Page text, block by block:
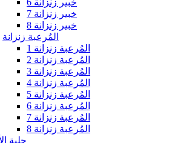
خبير زنزانة 6
خبير زنزانة 7
خبير زنزانة 8
المُرعبة زنزانة
المُرعبة زنزانة 1
المُرعبة زنزانة 2
المُرعبة زنزانة 3
المُرعبة زنزانة 4
المُرعبة زنزانة 5
المُرعبة زنزانة 6
المُرعبة زنزانة 7
المُرعبة زنزانة 8
حلبة